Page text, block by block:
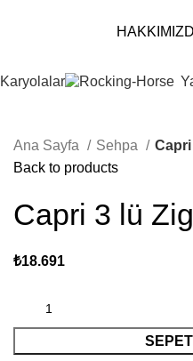
Karyolalar
Ana Sayfa Sehpa
Back to products
Capri 3 lü
₺18.691